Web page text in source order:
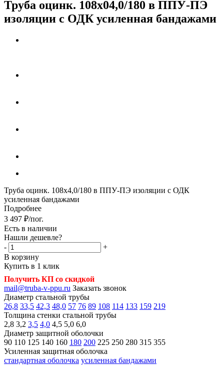
Труба оцинк. 108х04,0/180 в ППУ-ПЭ
изоляции с ОДК усиленная бандажами
Труба оцинк. 108х4,0/180 в ППУ-ПЭ изоляции с ОДК
усиленная бандажами
Подробнее
3 497 ₽/пог.
Есть в наличии
Нашли дешевле?
-
+
В корзину
Купить в 1 клик
Получить КП со скидкой
mail@truba-v-ppu.ru Заказать звонок
Диаметр стальной трубы
26,8 33,5 42,3 48,0 57 76 89 108 114 133 159 219
Толщина стенки стальной трубы
2,8 3,2 3,5 4,0 4,5 5,0 6,0
Диаметр защитной оболочки
90 110 125 140 160 180 200 225 250 280 315 355
Усиленная защитная оболочка
стандартная оболочка усиленная бандажами